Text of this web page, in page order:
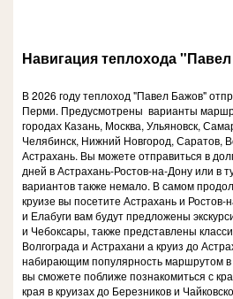
Навигация теплохода
В 2026 году теплоход "Павел Бажов"
Перми. Предусмотрены варианты
городах Казань, Москва, Ульяновск,
Челябинск, Нижний Новгород, Саратов,
Астрахань. Вы можете отправиться в
дней в Астрахань-Ростов-на-Дону или в
вариантов также немало. В самом
круизе вы посетите Астрахань и Ростов-
и Елабуги вам будут предложены
и Чебоксары, также представлены
Волгограда и Астрахани а круиз до
набирающим популярность маршрутом в
вы сможете поближе познакомиться с
края в круизах до Березников и